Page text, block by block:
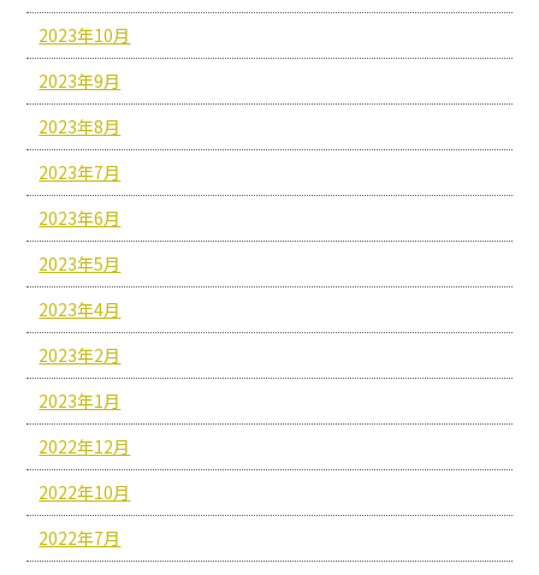
2023年10月
2023年9月
2023年8月
2023年7月
2023年6月
2023年5月
2023年4月
2023年2月
2023年1月
2022年12月
2022年10月
2022年7月